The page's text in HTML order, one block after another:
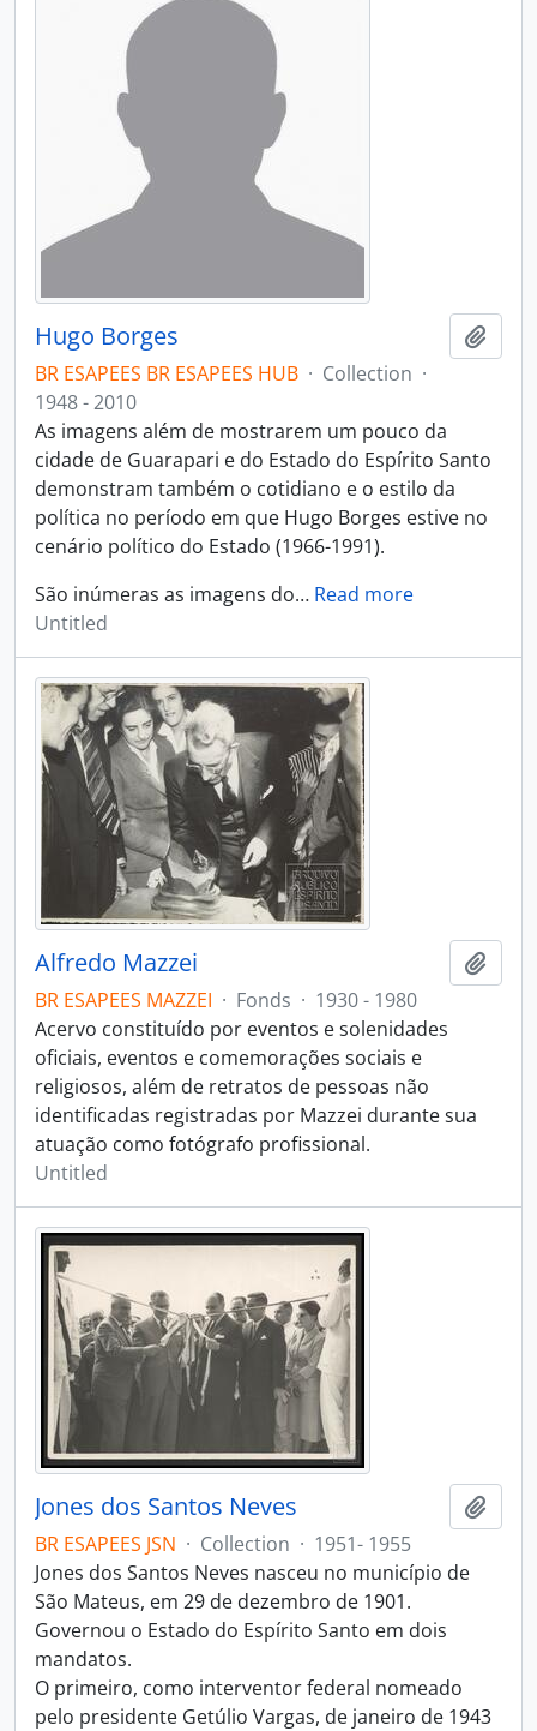
Hugo Borges
BR ESAPEES BR ESAPEES HUB · Collection ·
1948 - 2010
As imagens além de mostrarem um pouco da
cidade de Guarapari e do Estado do Espírito Santo
demonstram também o cotidiano e o estilo da
política no período em que Hugo Borges estive no
cenário político do Estado (1966-1991).
São inúmeras as imagens do… Read more
Untitled
Alfredo Mazzei
BR ESAPEES MAZZEI · Fonds · 1930 - 1980
Acervo constituído por eventos e solenidades
oficiais, eventos e comemorações sociais e
religiosos, além de retratos de pessoas não
identificadas registradas por Mazzei durante sua
atuação como fotógrafo profissional.
Untitled
Jones dos Santos Neves
BR ESAPEES JSN · Collection · 1951- 1955
Jones dos Santos Neves nasceu no município de
São Mateus, em 29 de dezembro de 1901.
Governou o Estado do Espírito Santo em dois
mandatos.
O primeiro, como interventor federal nomeado
pelo presidente Getúlio Vargas, de janeiro de 1943